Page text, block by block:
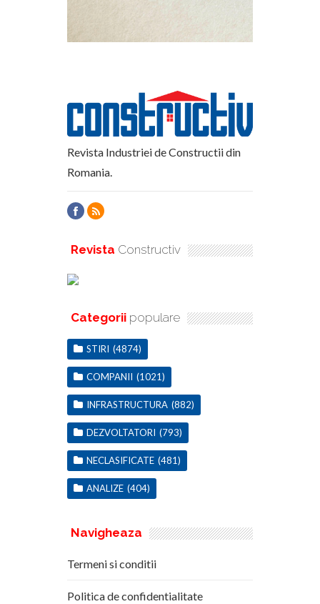
Revista Industriei de Constructii din
Romania.
Revista Constructiv
Categorii populare
STIRI (4874)
COMPANII (1021)
INFRASTRUCTURA (882)
DEZVOLTATORI (793)
NECLASIFICATE (481)
ANALIZE (404)
Navigheaza
Termeni si conditii
Politica de confidentialitate